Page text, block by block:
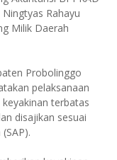
Rahayu
Milik Daerah
Probolinggo
pelaksanaan
terbatas
disajikan sesuai